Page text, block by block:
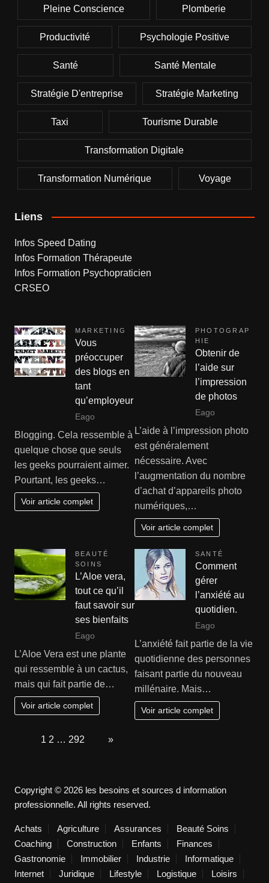
Pleine Conscience Plomberie
Productivité Psychologie Positive
Santé Santé Mentale
Stratégie D'entreprise Stratégie Marketing
Taxi Tourisme Durable
Transformation Digitale
Transformation Numérique Voyage
Liens
Infos Speed Dating
Infos Formation Thérapeute
Infos Formation Psychopraticien
CRSEO
MARKETING
Vous
préoccuper
des blogs en
tant
qu’employeur
Eago
Blogging. Cela ressemble à
quelque chose que seuls
les geeks pourraient aimer.
Pourtant, les geeks…
Voir article complet
PHOTOGRAP
HIE
Obtenir de
l’aide sur
l’impression
de photos
Eago
L’aide à l’impression photo
est généralement
nécessaire. Avec
l’augmentation du nombre
d’achat d’appareils photo
numériques,…
Voir article complet
BEAUTÉ
SOINS
L’Aloe vera,
tout ce qu’il
faut savoir sur
ses bienfaits
Eago
L’Aloe Vera est une plante
qui ressemble à un cactus,
mais qui fait partie de…
Voir article complet
SANTÉ
Comment
gérer
l’anxiété au
quotidien.
Eago
L’anxiété fait partie de la vie
quotidienne des personnes
faisant partie du nouveau
millénaire. Mais…
Voir article complet
1 2 … 292 »
Copyright © 2026 les besoins et sources d information
professionnelle. All rights reserved.
Achats Agriculture Assurances
Beauté Soins
Coaching
Construction Enfants
Finances
Gastronomie
Immobilier Industrie
Informatique
Internet
Juridique Lifestyle Logistique Loisirs